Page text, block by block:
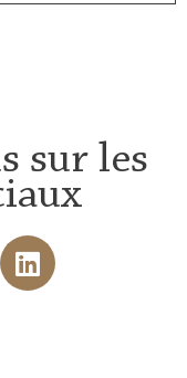
sur les